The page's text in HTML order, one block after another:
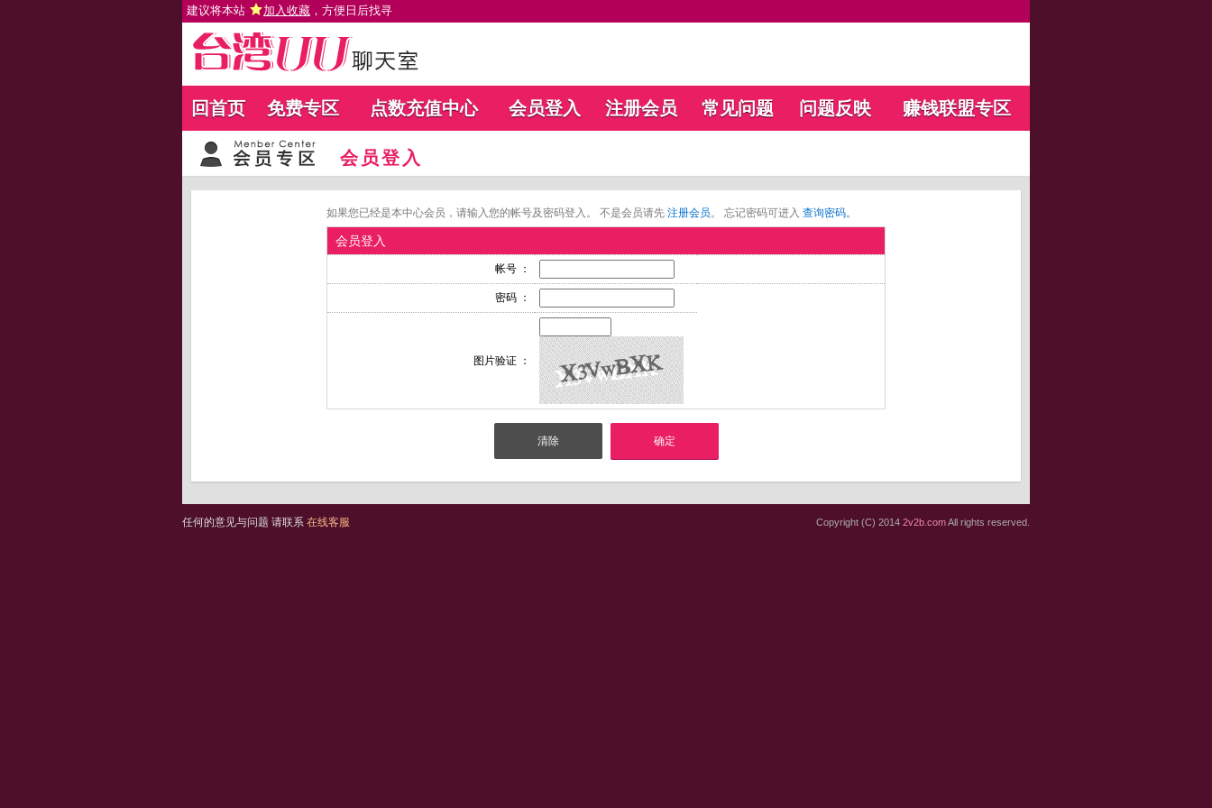
建议将本站 加入收藏 ，方便日后找寻
回首页 免费专区 点数充值中心 会员登入 注册会员 常见问题 问题反映 赚钱联盟专区
会员登入
如果您已经是本中心会员，请输入您的帐号及密码登入。 不是会员请先 注册会员。 忘记密码可进入 查询密码。
会员登入
帐号 ：
密码 ：
图片验证 ：
任何的意见与问题 请联系 在线客服 Copyright (C) 2014 2v2b.comAll rights reserved.